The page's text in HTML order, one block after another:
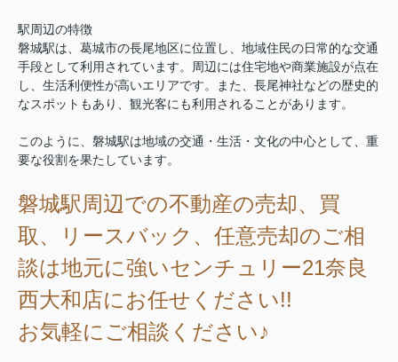
駅周辺の特徴
磐城駅は、葛城市の長尾地区に位置し、地域住民の日常的な交通
手段として利用されています。周辺には住宅地や商業施設が点在
し、生活利便性が高いエリアです。また、長尾神社などの歴史的
なスポットもあり、観光客にも利用されることがあります。
このように、磐城駅は地域の交通・生活・文化の中心として、重
要な役割を果たしています。
磐城駅周辺での不動産の売却、買
取、リースバック、任意売却のご相
談は地元に強いセンチュリー21奈良
西大和店にお任せください!!
お気軽にご相談ください♪